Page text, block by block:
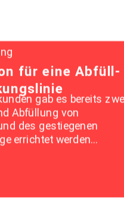
für eine Abfüll-
gab es bereits
Abfüllung von
des gestiegenen
errichtet werden…